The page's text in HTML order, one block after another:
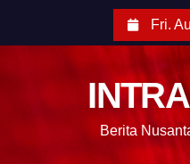
Fri.
Berita